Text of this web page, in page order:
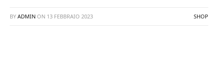
BY ADMIN ON 13 FEBBRAIO 2023 SHOP